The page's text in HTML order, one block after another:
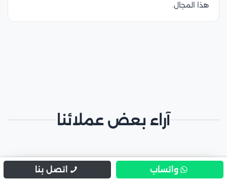
هذا المجال.
آراء بعض عملائنا
عبدالله المالكي
واتساب اتصل بنا